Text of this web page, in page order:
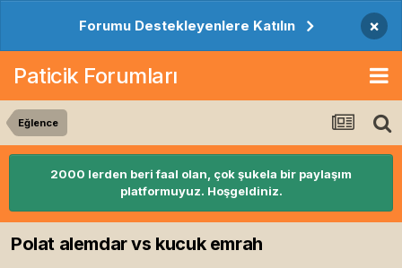
Forumu Destekleyenlere Katılın ×
Paticik Forumları
Eğlence
2000 lerden beri faal olan, çok şukela bir paylaşım
platformuyuz. Hoşgeldiniz.
Polat alemdar vs kucuk emrah